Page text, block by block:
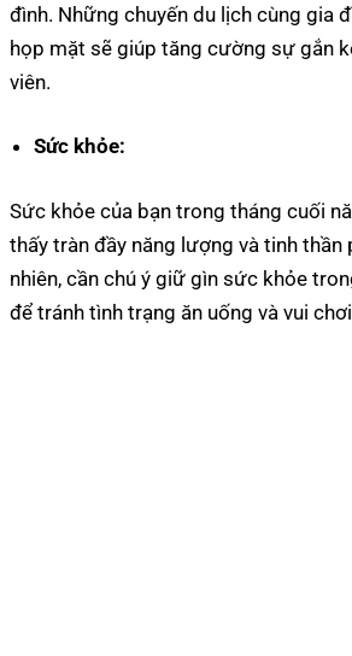
đình. Những chuyến du lịch cùng gia
họp mặt sẽ giúp tăng cường sự gắn
viên.
Sức khỏe:
Sức khỏe của bạn trong tháng cuối
thấy tràn đầy năng lượng và tinh thần
nhiên, cần chú ý giữ gìn sức khỏe
để tránh tình trạng ăn uống và vui